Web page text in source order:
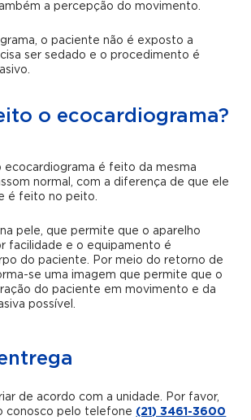
a percepção do movimento.
o paciente não é exposto a
ser sedado e o procedimento é
o ecocardiograma?
ecocardiograma é feito da mesma
normal, com a diferença de que ele
é feito no peito.
pele, que permite que o aparelho
facilidade e o equipamento é
do paciente. Por meio do retorno de
se uma imagem que permite que o
do paciente em movimento e da
possível.
de acordo com a unidade. Por favor,
conosco pelo telefone (21) 3461-3600